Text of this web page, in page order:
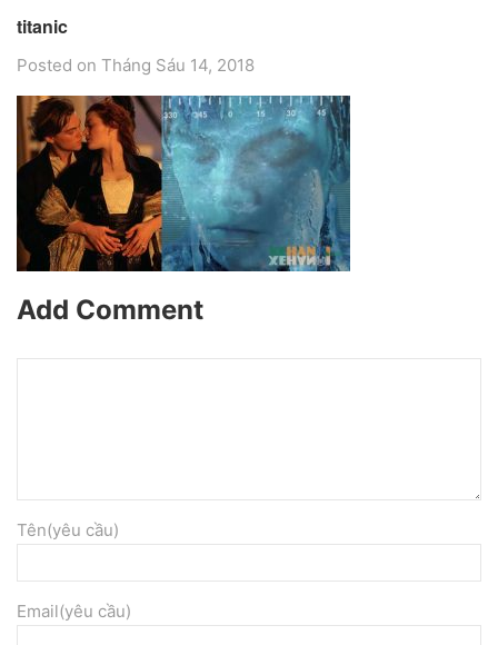
titanic
Posted on Tháng Sáu 14, 2018
Add Comment
Tên(yêu cầu)
Email(yêu cầu)